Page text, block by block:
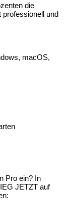
die
professionell und
macOS,
Pro ein? In
JETZT auf